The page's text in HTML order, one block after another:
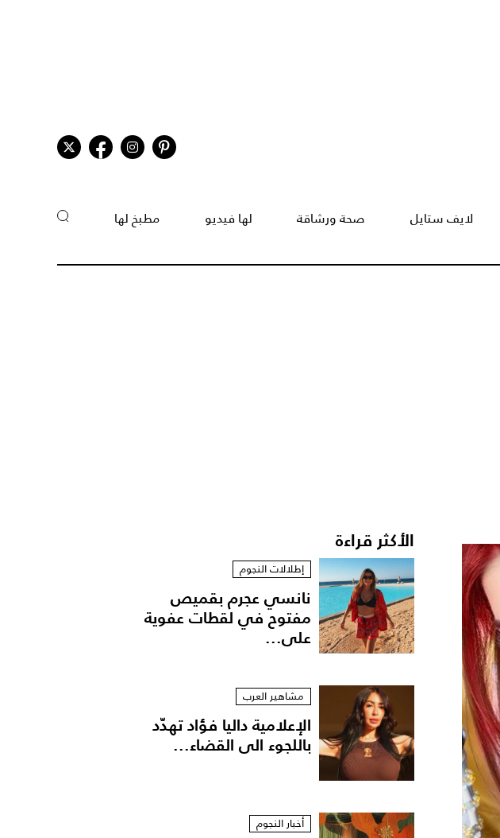
لايف ستايل صحة ورشاقة لها فيديو مطبخ لها
الأكثر قراءة
إطلالات النجوم
نانسي عجرم بقميص
مفتوح في لقطات عفوية
على...
مشاهير العرب
الإعلامية داليا فؤاد تهدّد
باللجوء الى القضاء...
أخبار النجوم